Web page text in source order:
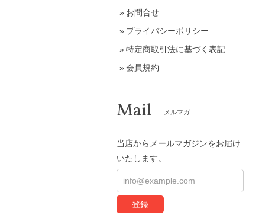
お問合せ
プライバシーポリシー
特定商取引法に基づく表記
会員規約
Mail メルマガ
当店からメールマガジンをお届け
いたします。
登録